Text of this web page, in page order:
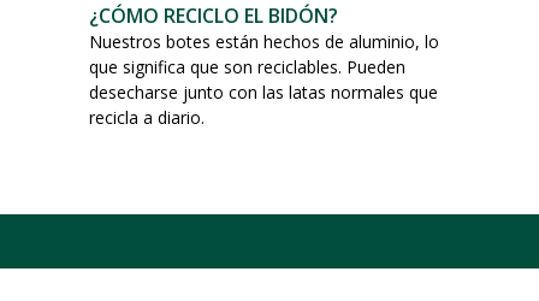
¿CÓMO RECICLO EL BIDÓN?
Nuestros botes están hechos de aluminio, lo
que significa que son reciclables. Pueden
desecharse junto con las latas normales que
recicla a diario.